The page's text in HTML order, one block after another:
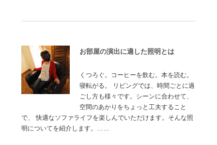
お部屋の演出に適した照明とは
くつろぐ。コーヒーを飲む。本を読む。
寝転がる。 リビングでは、時間ごとに過
ごし方も様々です。シーンに合わせて、
空間のあかりをちょっと工夫すること
で、 快適なソファライフを楽しんでいただけます。そんな照
明についてを紹介します。……